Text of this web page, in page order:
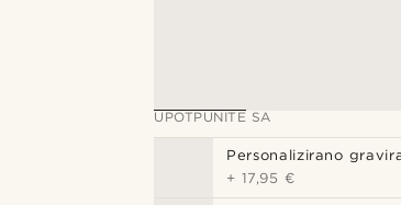
UPOTPUNITE SA
Personalizirano
+ 17,95 €